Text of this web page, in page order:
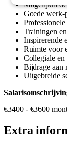
Goede werk-
Trainingen
Inspirerende
Ruimte voor
Collegiale en
Bijdrage aan
Uitgebreide
€3400 - €3600
Extra